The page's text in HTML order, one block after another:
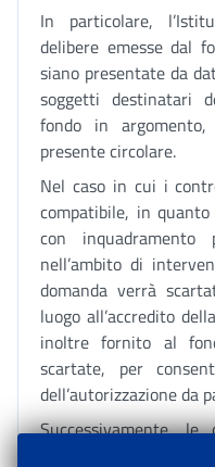
In particolare,
delibere emesse dal
siano presentate da
soggetti destinatari
fondo in
presente circolare.
Nel caso in cui i
compatibile, in
con inquadramento
nell’ambito di
domanda verrà
luogo all’accredito
inoltre fornito al
scartate, per
dell’autorizzazione da
Successivamente,